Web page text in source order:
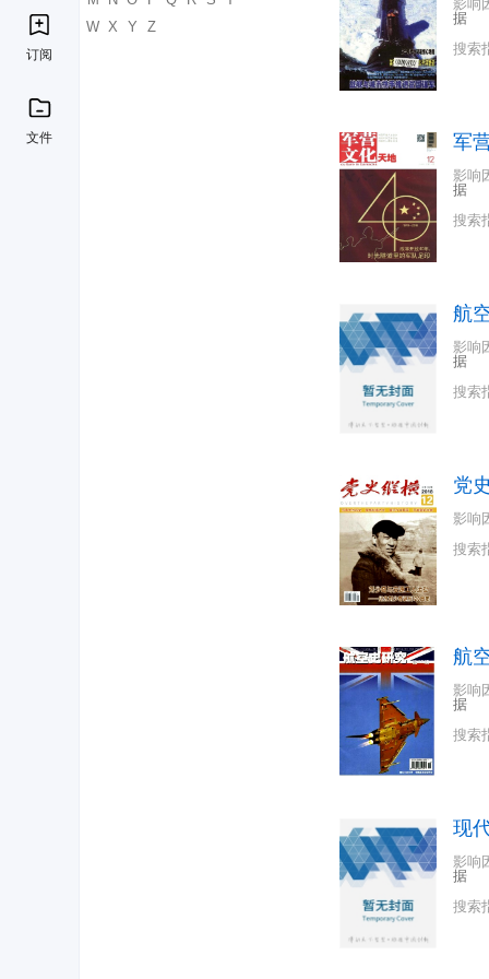
订阅
文件
W X Y Z
影响
据
搜索
军
影响
据
搜索
航
影响
据
搜索
党
影响
搜索
航
影响
据
搜索
现
影响
据
搜索